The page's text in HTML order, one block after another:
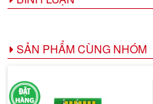
SẢN PHẨM CÙNG NHÓM